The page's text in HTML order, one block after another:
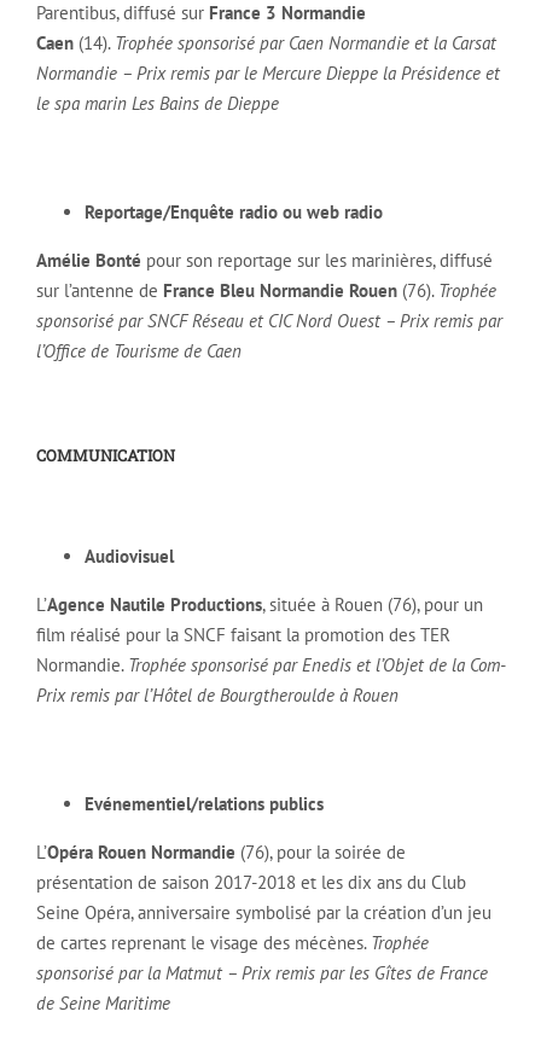
Parentibus, diffusé sur France 3 Normandie
Caen (14). Trophée sponsorisé par Caen Normandie et la Carsat
Normandie – Prix remis par le Mercure Dieppe la Présidence et
le spa marin Les Bains de Dieppe
Reportage/Enquête radio ou web radio
Amélie Bonté pour son reportage sur les marinières, diffusé
sur l’antenne de France Bleu Normandie Rouen (76). Trophée
sponsorisé par SNCF Réseau et CIC Nord Ouest – Prix remis par
l’Office de Tourisme de Caen
COMMUNICATION
Audiovisuel
L’Agence Nautile Productions, située à Rouen (76), pour un
film réalisé pour la SNCF faisant la promotion des TER
Normandie. Trophée sponsorisé par Enedis et l’Objet de la Com-
Prix remis par l’Hôtel de Bourgtheroulde à Rouen
Evénementiel/relations publics
L’Opéra Rouen Normandie (76), pour la soirée de
présentation de saison 2017-2018 et les dix ans du Club
Seine Opéra, anniversaire symbolisé par la création d’un jeu
de cartes reprenant le visage des mécènes. Trophée
sponsorisé par la Matmut – Prix remis par les Gîtes de France
de Seine Maritime